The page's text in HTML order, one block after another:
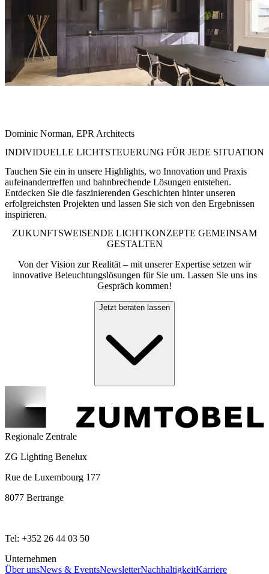
Dominic Norman, EPR Architects
INDIVIDUELLE LICHTSTEUERUNG FÜR JEDE SITUATION
Tauchen Sie ein in unsere Highlights, wo Innovation und Praxis
aufeinandertreffen und bahnbrechende Lösungen entstehen.
Entdecken Sie die faszinierenden Geschichten hinter unseren
erfolgreichsten Projekten und lassen Sie sich von den Ergebnissen
inspirieren.
ZUKUNFTSWEISENDE LICHTKONZEPTE GEMEINSAM
GESTALTEN
Von der Vision zur Realität – mit unserer Expertise setzen wir
innovative Beleuchtungslösungen für Sie um. Lassen Sie uns ins
Gespräch kommen!
Jetzt beraten lassen
Regionale Zentrale
ZG Lighting Benelux
Rue de Luxembourg 177
8077 Bertrange
Tel: +352 26 44 03 50
Unternehmen
Über unsNews & EventsNewsletterNachhaltigkeitKarriere